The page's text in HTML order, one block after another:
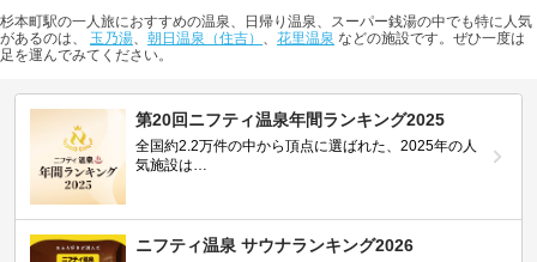
杉本町駅の一人旅におすすめの温泉、日帰り温泉、スーパー銭湯の中でも特に人気
があるのは、 玉乃湯、 朝日温泉（住吉） 、 花里温泉 などの施設です。ぜひ一度は
足を運んでみてください。
第20回ニフティ温泉年間ランキング2025
全国約2.2万件の中から頂点に選ばれた、2025年の人
気施設は…
ニフティ温泉 サウナランキング2026